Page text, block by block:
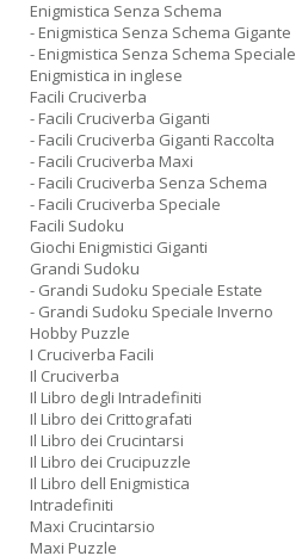
Enigmistica Senza Schema
- Enigmistica Senza Schema Gigante
- Enigmistica Senza Schema Speciale
Enigmistica in inglese
Facili Cruciverba
- Facili Cruciverba Giganti
- Facili Cruciverba Giganti Raccolta
- Facili Cruciverba Maxi
- Facili Cruciverba Senza Schema
- Facili Cruciverba Speciale
Facili Sudoku
Giochi Enigmistici Giganti
Grandi Sudoku
- Grandi Sudoku Speciale Estate
- Grandi Sudoku Speciale Inverno
Hobby Puzzle
I Cruciverba Facili
Il Cruciverba
Il Libro degli Intradefiniti
Il Libro dei Crittografati
Il Libro dei Crucintarsi
Il Libro dei Crucipuzzle
Il Libro dell Enigmistica
Intradefiniti
Maxi Crucintarsio
Maxi Puzzle